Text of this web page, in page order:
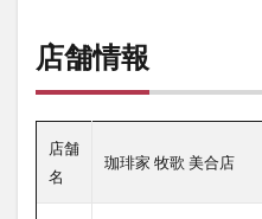
店舗情報
店舗
名
珈琲家 牧歌 美合店